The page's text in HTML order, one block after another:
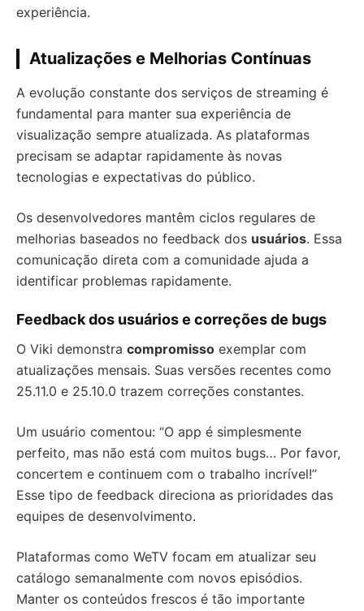
experiência.
Atualizações e Melhorias Contínuas
A evolução constante dos serviços de streaming é
fundamental para manter sua experiência de
visualização sempre atualizada. As plataformas
precisam se adaptar rapidamente às novas
tecnologias e expectativas do público.
Os desenvolvedores mantêm ciclos regulares de
melhorias baseados no feedback dos usuários. Essa
comunicação direta com a comunidade ajuda a
identificar problemas rapidamente.
Feedback dos usuários e correções de bugs
O Viki demonstra compromisso exemplar com
atualizações mensais. Suas versões recentes como
25.11.0 e 25.10.0 trazem correções constantes.
Um usuário comentou: “O app é simplesmente
perfeito, mas não está com muitos bugs… Por favor,
concertem e continuem com o trabalho incrível!”
Esse tipo de feedback direciona as prioridades das
equipes de desenvolvimento.
Plataformas como WeTV focam em atualizar seu
catálogo semanalmente com novos episódios.
Manter os conteúdos frescos é tão importante